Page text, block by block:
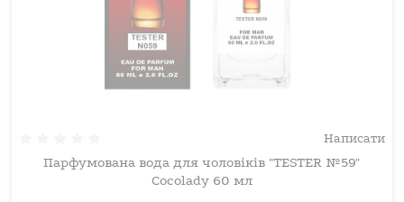
Написати
Парфумована вода для чоловіків "TESTER №59"
Cocolady 60 мл